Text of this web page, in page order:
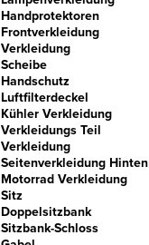
Handprotektoren
Frontverkleidung
Verkleidung
Scheibe
Handschutz
Luftfilterdeckel
Kühler Verkleidung
Verkleidungs Teil
Verkleidung
Seitenverkleidung Hinten
Motorrad Verkleidung
Sitz
Doppelsitzbank
Sitzbank-Schloss